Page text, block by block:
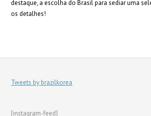
destaque, a escolha do Brasil para sediar uma
os detalhes!
Tweets by brazilkorea
[instagram-feed]